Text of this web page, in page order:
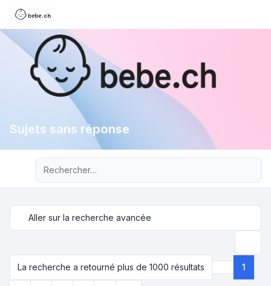
Sujets sans réponse
Recherche avancée
Aller sur la recherche avancée
La recherche a retourné plus de 1000 résultats
Page 1
1